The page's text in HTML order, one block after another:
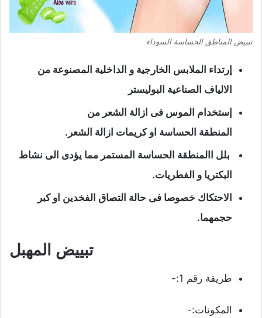
تبييض المناطق الحساسة السوداء
إرتداء الملابس الخارجية و الداخلية المصنوعة من
الالياف الصناعية البوليستر
إستخدام الموس فى ازالة الشعر من
المنطقة الحساسة او كريمات ازالة الشعر.
بلل االمنطقة الحساسة المستمر مما يؤدى الى نشاط
البكتريا و الفطريات.
الاحتكاك خصوصا فى حالة التصاق الفخدين او كبر
حجمهما.
تبييض المهبل
طريقة رقم 1:-
المكونات:-